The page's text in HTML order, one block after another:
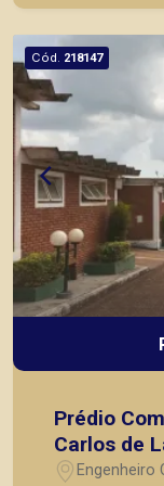
Ribeirão
Cód. 218147
Prédio
Carlos de
Oeste, em
Engenheiro